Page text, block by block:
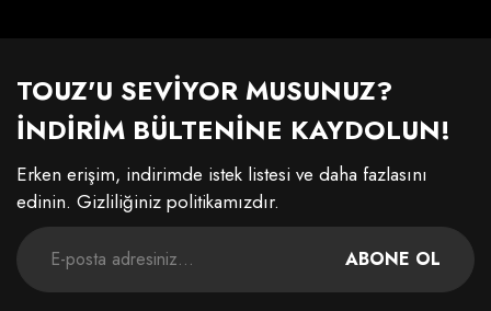
TOUZ'U SEVİYOR MUSUNUZ?
İNDİRİM BÜLTENİNE KAYDOLUN!
Erken erişim, indirimde istek listesi ve daha fazlasını
edinin. Gizliliğiniz politikamızdır.
ABONE OL